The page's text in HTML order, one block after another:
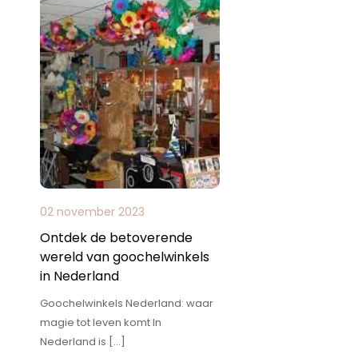
02 november 2023
Ontdek de betoverende
wereld van goochelwinkels
in Nederland
Goochelwinkels Nederland: waar
magie tot leven komt In
Nederland is […]